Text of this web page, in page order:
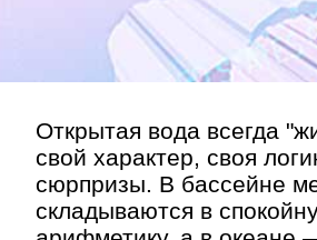
Открытая вода всегда
свой характер, своя
сюрпризы. В бассейне
складываются в
»
Контакт»